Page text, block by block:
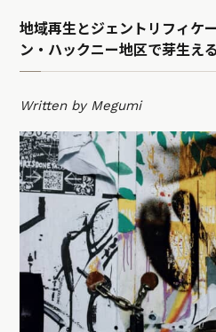
地域再生とジェントリフィケ
ン・ハックニー地区で芽生え
Written by Megumi